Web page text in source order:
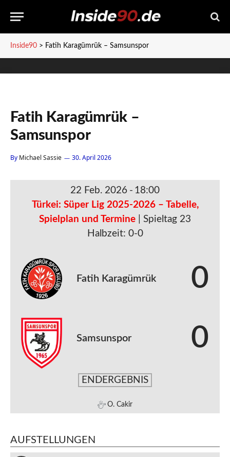
Inside90 > Fatih Karagümrük – Samsunspor
Fatih Karagümrük –
Samsunspor
By Michael Sassie 30. April 2026
22 Feb. 2026 - 18:00
Türkei: Süper Lig 2025-2026 – Tabelle,
Spielplan und Termine
| Spieltag 23
Halbzeit: 0-0
Fatih Karagümrük 0
Samsunspor 0
ENDERGEBNIS
O. Cakir
AUFSTELLUNGEN